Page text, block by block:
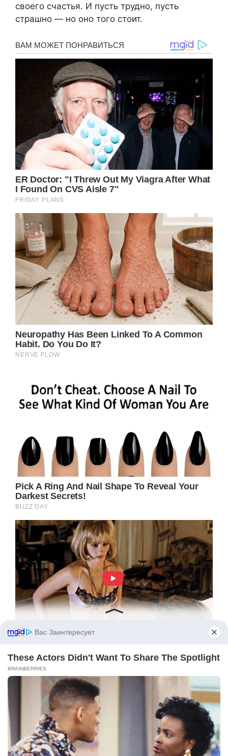
своего счастья. И пусть трудно, пусть
страшно — но оно того стоит.